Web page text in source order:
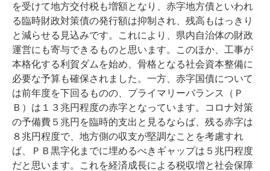
を受けて地方交付税も増額となり、赤字地方債といわれ
る臨時財政対策債の発行額は抑制され、残高もはっきり
と減らせる見込みです。これにより、県内自治体の財政
運営にも寄与できるものと思います。このほか、工事が
本格化する利賀ダムを始め、骨格となる社会資本整備に
必要な予算も確保されました。一方、赤字国債について
は前年度を下回るものの、プライマリーバランス（Ｐ
Ｂ）は１３兆円程度の赤字となっています。コロナ対策
の予備費５兆円を臨時的支出と見るならば、残る赤字は
８兆円程度で、地方側の収支が堅調なことを考慮すれ
ば、ＰＢ黒字化までに埋めるべきギャップは５兆円程度
だと思います。これを経済成長による税収増と社会保障